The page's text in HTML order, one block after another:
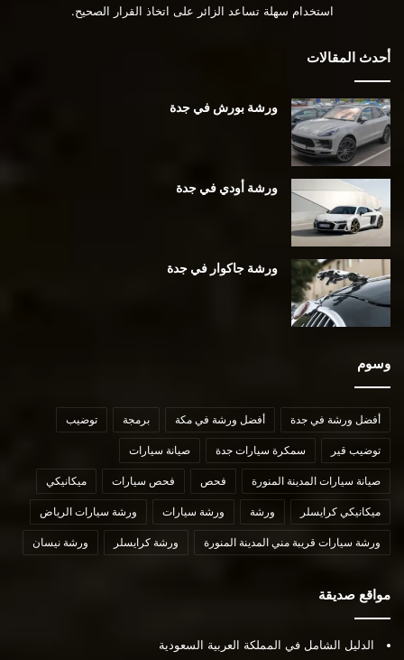
استخدام سهلة تساعد الزائر على اتخاذ القرار الصحيح.
أحدث المقالات
ورشة بورش في جدة
ورشة أودي في جدة
ورشة جاكوار في جدة
وسوم
أفضل ورشة في جدة أفضل ورشة في مكة برمجة توضيب
توضيب قير سمكرة سيارات جدة صيانة سيارات
صيانة سيارات المدينة المنورة فحص فحص سيارات ميكانيكي
ميكانيكي كرايسلر ورشة ورشة سيارات ورشة سيارات الرياض
ورشة سيارات قريبة مني المدينة المنورة ورشة كرايسلر ورشة نيسان
مواقع صديقة
الدليل الشامل في المملكة العربية السعودية